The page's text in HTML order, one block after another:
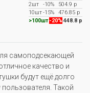
2шт
-10%
504.9 р
10шт-15%
476.85 р
>100шт -20% 448.8 р
самоподсекающей
качество и
будут ещё долго
Такой